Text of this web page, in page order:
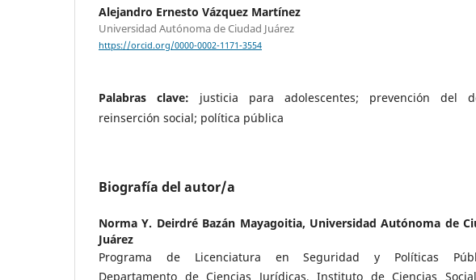
Alejandro Ernesto Vázquez Martínez
Universidad Autónoma de Ciudad Juárez
https://orcid.org/0000-0002-1171-3554
Palabras clave: justicia para adolescentes; prevención del
reinserción social; política pública
Biografía del autor/a
Norma Y. Deirdré Bazán Mayagoitia, Universidad Autónoma de
Juárez
Programa de Licenciatura en Seguridad y Políticas
Departamento de Ciencias Jurídicas, Instituto de Ciencias